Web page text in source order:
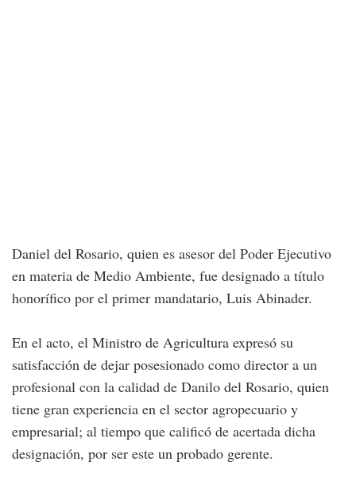
Daniel del Rosario, quien es asesor del Poder Ejecutivo
en materia de Medio Ambiente, fue designado a título
honorífico por el primer mandatario, Luis Abinader.
En el acto, el Ministro de Agricultura expresó su
satisfacción de dejar posesionado como director a un
profesional con la calidad de Danilo del Rosario, quien
tiene gran experiencia en el sector agropecuario y
empresarial; al tiempo que calificó de acertada dicha
designación, por ser este un probado gerente.